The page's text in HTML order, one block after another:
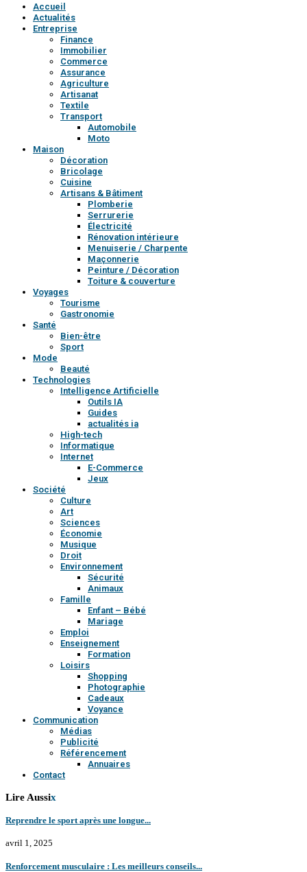
Accueil
Actualités
Entreprise
Finance
Immobilier
Commerce
Assurance
Agriculture
Artisanat
Textile
Transport
Automobile
Moto
Maison
Décoration
Bricolage
Cuisine
Artisans & Bâtiment
Plomberie
Serrurerie
Électricité
Rénovation intérieure
Menuiserie / Charpente
Maçonnerie
Peinture / Décoration
Toiture & couverture
Voyages
Tourisme
Gastronomie
Santé
Bien-être
Sport
Mode
Beauté
Technologies
Intelligence Artificielle
Outils IA
Guides
actualités ia
High-tech
Informatique
Internet
E-Commerce
Jeux
Société
Culture
Art
Sciences
Économie
Musique
Droit
Environnement
Sécurité
Animaux
Famille
Enfant – Bébé
Mariage
Emploi
Enseignement
Formation
Loisirs
Shopping
Photographie
Cadeaux
Voyance
Communication
Médias
Publicité
Référencement
Annuaires
Contact
Lire Aussix
Reprendre le sport après une longue...
avril 1, 2025
Renforcement musculaire : Les meilleurs conseils...